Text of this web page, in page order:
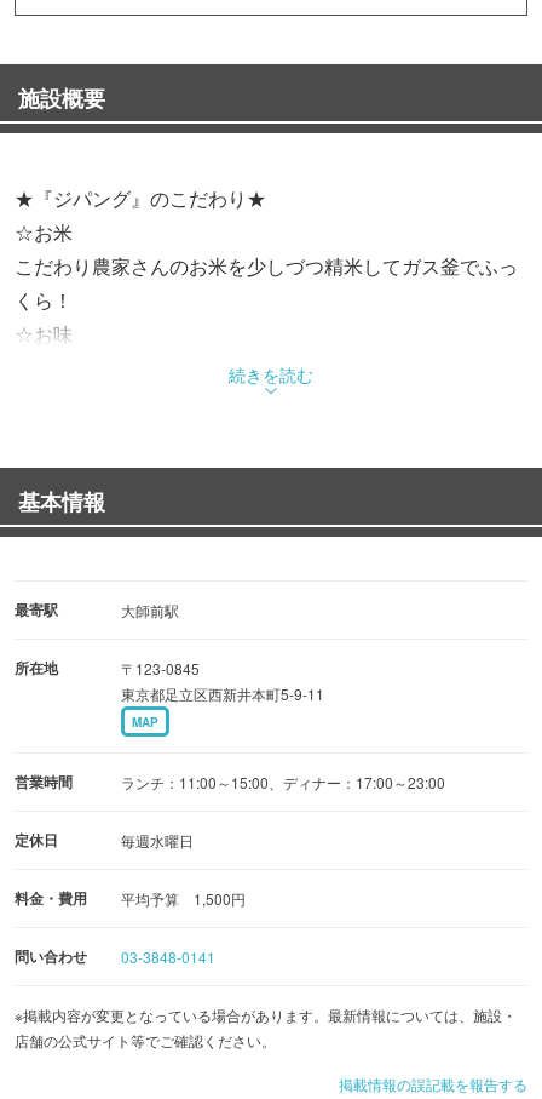
施設概要
★『ジパング』のこだわり★
☆お米
こだわり農家さんのお米を少しづつ精米してガス釜でふっ
くら！
☆お味
身体に優しい薄味です。お味のご希望もお気軽にどうぞ♪
”ナシゴレン、辛くしないで～～”なんて言うのも有！！
お料理、ドレッシング、デザートまで出来る限り自家製で
す！
☆食器
ナシゴレンの器はバリ島のお祭りの時に利用するカゴ製で
続きを読む
基本情報
最寄駅 大師前駅
所在地
〒123-0845
東京都足立区西新井本町5-9-11
MAP
営業時間 ランチ：11:00～15:00、ディナー：17:00～23:00
定休日 毎週水曜日
料金・費用 平均予算 1,500円
問い合わせ 03-3848-0141
※掲載内容が変更となっている場合があります。最新情報については、施設・
店舗の公式サイト等でご確認ください。
掲載情報の誤記載を報告する